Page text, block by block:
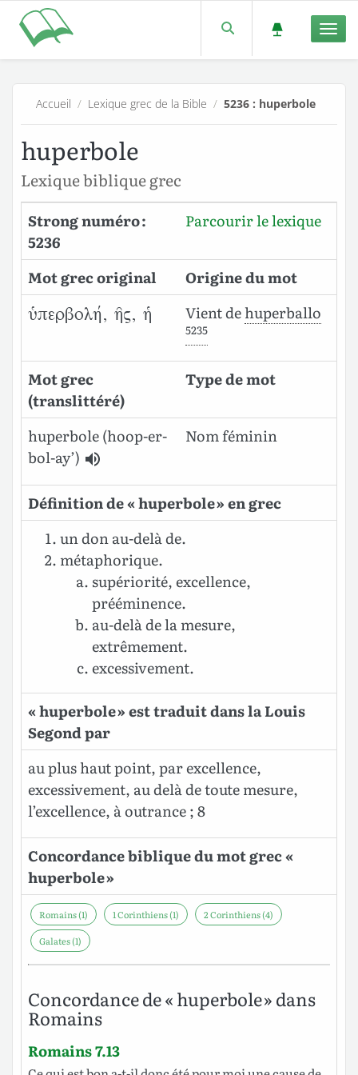
Accueil / Lexique grec de la Bible /5236 : huperbole
huperbole
Lexique biblique grec
Strong numéro :
5236
Parcourir le lexique
Mot grec original Origine du mot
ὑπερβολή, ῆς, ἡ Vient dehuperballo
5235
Mot grec
(translittéré)
Type de mot
huperbole (hoop-er-
bol-ay’)
Nom féminin
Définition de « huperbole » en grec
un don au-delà de.
métaphorique.
supériorité, excellence,
prééminence.
au-delà de la mesure,
extrêmement.
excessivement.
« huperbole » est traduit dans la Louis
Segond par
au plus haut point, par excellence,
excessivement, au delà de toute mesure,
l’excellence, à outrance ; 8
Concordance biblique du mot grec «
huperbole »
Romains (1) 1 Corinthiens (1) 2 Corinthiens (4)
Galates (1)
Concordance de « huperbole » dans
Romains
Romains 7.13